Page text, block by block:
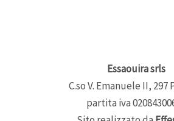
Essaouira srls
C.so V. Emanuele II, 297
partita iva